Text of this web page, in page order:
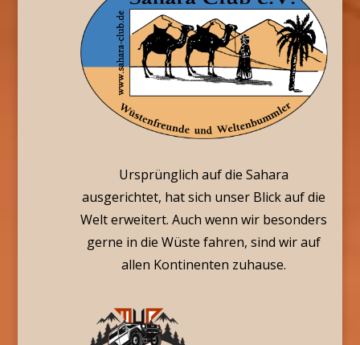
Ursprünglich auf die Sahara
ausgerichtet, hat sich unser Blick auf die
Welt erweitert. Auch wenn wir besonders
gerne in die Wüste fahren, sind wir auf
allen Kontinenten zuhause.